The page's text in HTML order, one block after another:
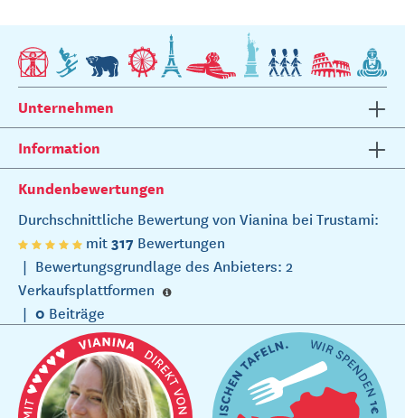
Unternehmen
Information
Kundenbewertungen
Durchschnittliche Bewertung von Vianina bei Trustami:
mit317 Bewertungen
| Bewertungsgrundlage des Anbieters: 2
Verkaufsplattformen
| 0 Beiträge